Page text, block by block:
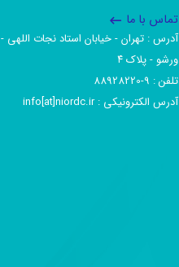
تماس با ما
آدرس :‌ تهران - خیابان استاد نجات اللهی -
ورشو - پلاک ۴
تلفن :‌ 9-88928220
آدرس الکترونیکی :‌ info[at]niordc.ir